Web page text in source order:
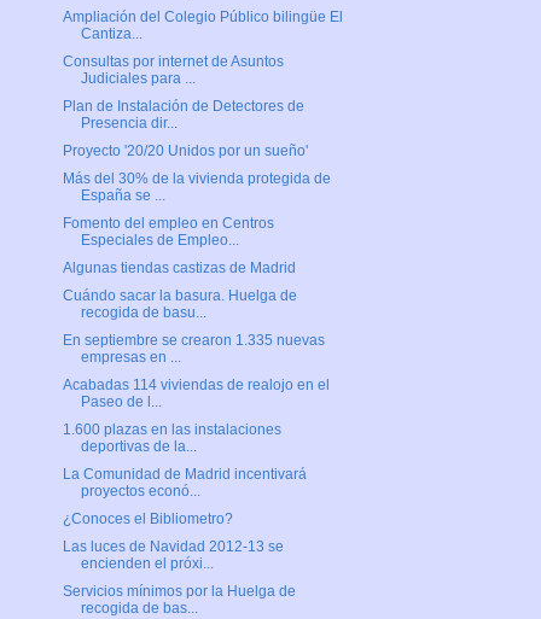
Ampliación del Colegio Público bilingüe El
Cantiza...
Consultas por internet de Asuntos
Judiciales para ...
Plan de Instalación de Detectores de
Presencia dir...
Proyecto '20/20 Unidos por un sueño'
Más del 30% de la vivienda protegida de
España se ...
Fomento del empleo en Centros
Especiales de Empleo...
Algunas tiendas castizas de Madrid
Cuándo sacar la basura. Huelga de
recogida de basu...
En septiembre se crearon 1.335 nuevas
empresas en ...
Acabadas 114 viviendas de realojo en el
Paseo de l...
1.600 plazas en las instalaciones
deportivas de la...
La Comunidad de Madrid incentivará
proyectos econó...
¿Conoces el Bibliometro?
Las luces de Navidad 2012-13 se
encienden el próxi...
Servicios mínimos por la Huelga de
recogida de bas...